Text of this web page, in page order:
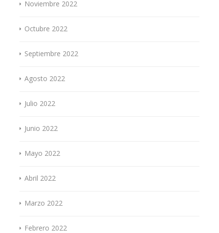
Noviembre 2022
Octubre 2022
Septiembre 2022
Agosto 2022
Julio 2022
Junio 2022
Mayo 2022
Abril 2022
Marzo 2022
Febrero 2022